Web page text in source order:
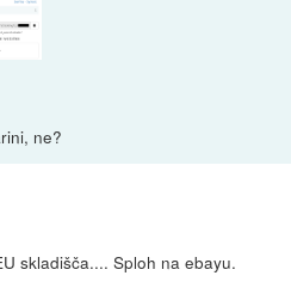
ne?
skladišča.... Sploh na ebayu.